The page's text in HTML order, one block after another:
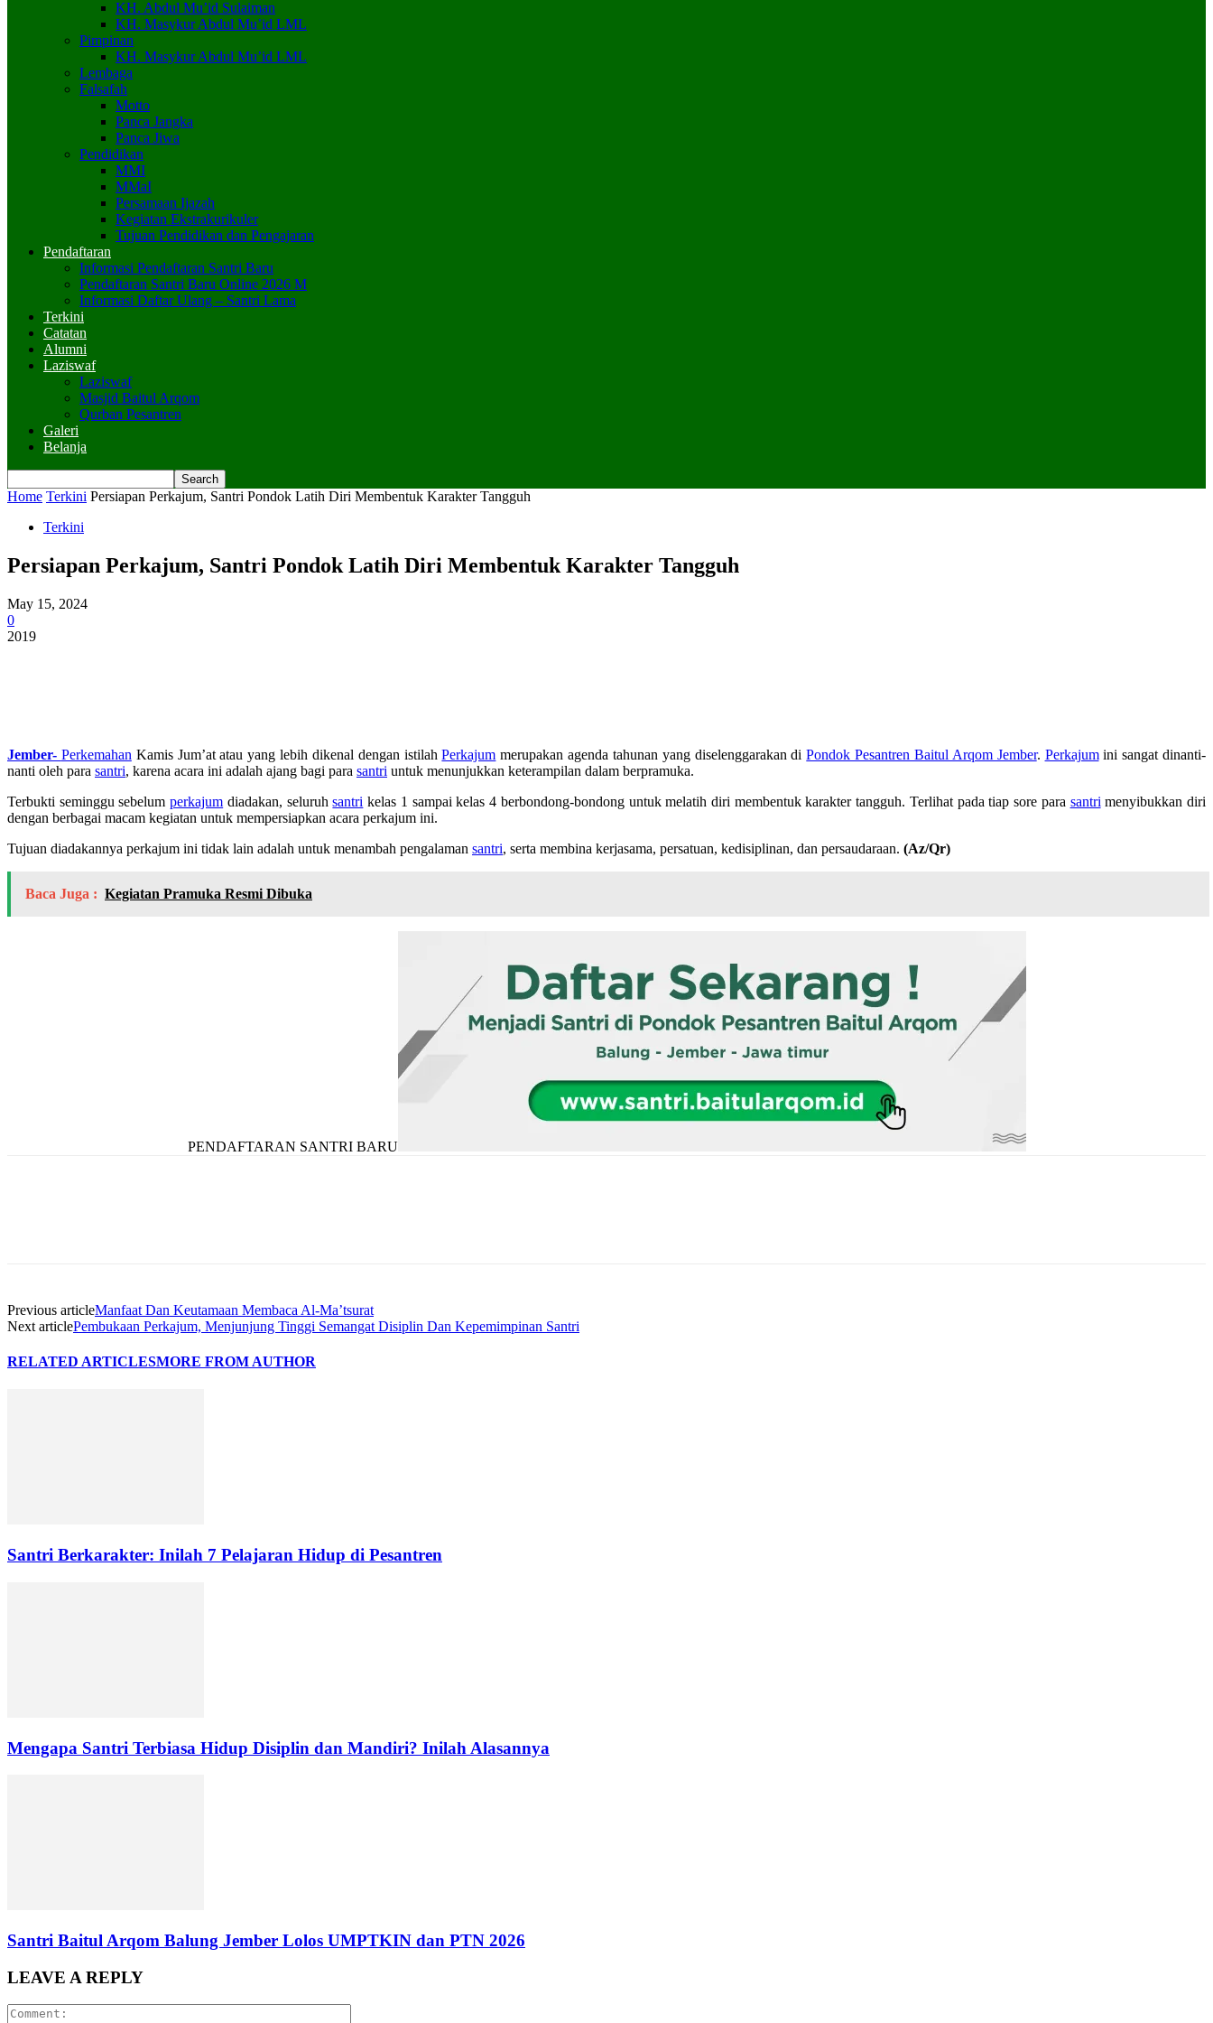
KH. Abdul Mu’id Sulaiman
KH. Masykur Abdul Mu’id LML
Pimpinan
KH. Masykur Abdul Mu’id LML
Lembaga
Falsafah
Motto
Panca Jangka
Panca Jiwa
Pendidikan
MMI
MMaI
Persamaan Ijazah
Kegiatan Ekstrakurikuler
Tujuan Pendidikan dan Pengajaran
Pendaftaran
Informasi Pendaftaran Santri Baru
Pendaftaran Santri Baru Online 2026 M
Informasi Daftar Ulang – Santri Lama
Terkini
Catatan
Alumni
Laziswaf
Laziswaf
Masjid Baitul Arqom
Qurban Pesantren
Galeri
Belanja
Home Terkini Persiapan Perkajum, Santri Pondok Latih Diri Membentuk Karakter Tangguh
Terkini
Persiapan Perkajum, Santri Pondok Latih Diri Membentuk Karakter Tangguh
May 15, 2024
0
2019
Jember- Perkemahan Kamis Jum’at atau yang lebih dikenal dengan istilahPerkajum merupakan agenda tahunan yang diselenggarakan diPondok Pesantren Baitul Arqom Jember. Perkajumini sangat dinanti-
nanti oleh para santri, karena acara ini adalah ajang bagi para santri untuk menunjukkan keterampilan dalam berpramuka.
Terbukti seminggu sebelumperkajum diadakan, seluruhsantri kelas 1 sampai kelas 4 berbondong-bondong untuk melatih diri membentuk karakter tangguh. Terlihat pada tiap sore para santri menyibukkan diri
dengan berbagai macam kegiatan untuk mempersiapkan acara perkajum ini.
Tujuan diadakannya perkajum ini tidak lain adalah untuk menambah pengalaman santri, serta membina kerjasama, persatuan, kedisiplinan, dan persaudaraan. (Az/Qr)
Baca Juga : Kegiatan Pramuka Resmi Dibuka
PENDAFTARAN SANTRI BARU
Previous articleManfaat Dan Keutamaan Membaca Al-Ma’tsurat
Next articlePembukaan Perkajum, Menjunjung Tinggi Semangat Disiplin Dan Kepemimpinan Santri
RELATED ARTICLESMORE FROM AUTHOR
Santri Berkarakter: Inilah 7 Pelajaran Hidup di Pesantren
Mengapa Santri Terbiasa Hidup Disiplin dan Mandiri? Inilah Alasannya
Santri Baitul Arqom Balung Jember Lolos UMPTKIN dan PTN 2026
LEAVE A REPLY